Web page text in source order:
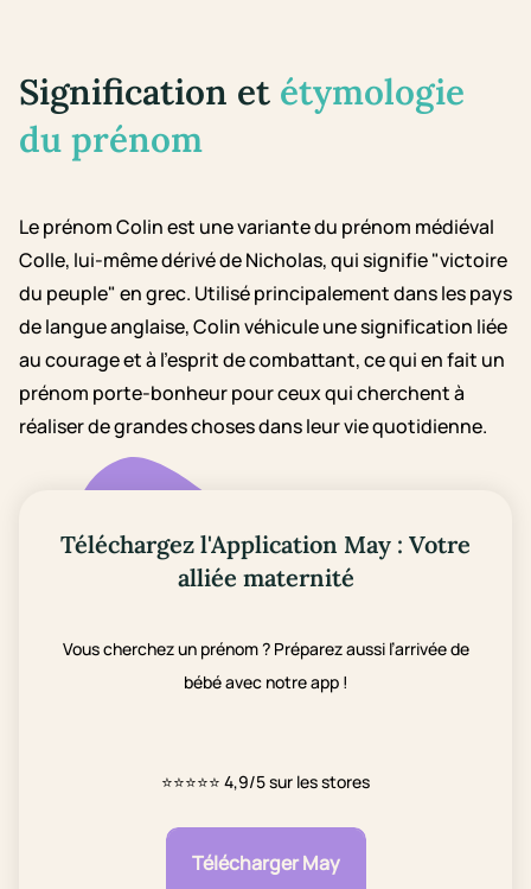
Signification et étymologie
du prénom
Le prénom Colin est une variante du prénom médiéval
Colle, lui-même dérivé de Nicholas, qui signifie "victoire
du peuple" en grec. Utilisé principalement dans les pays
de langue anglaise, Colin véhicule une signification liée
au courage et à l'esprit de combattant, ce qui en fait un
prénom porte-bonheur pour ceux qui cherchent à
réaliser de grandes choses dans leur vie quotidienne.
Téléchargez l'Application May : Votre
alliée maternité
Vous cherchez un prénom ? Préparez aussi l’arrivée de
bébé avec notre app !
⭐⭐⭐⭐⭐ 4,9/5 sur les stores
Télécharger May